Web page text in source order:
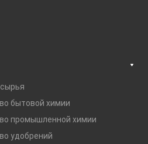
бытовой химии
промышленной химии
удобрений